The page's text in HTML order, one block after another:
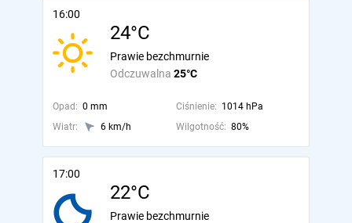
16:00
24°C
Odczuwalna 25°C
Prawie bezchmurnie
Opad: 0 mm Ciśnienie: 1014 hPa
Wiatr:
6 km/h Wilgotność: 80%
17:00
22°C
Prawie bezchmurnie